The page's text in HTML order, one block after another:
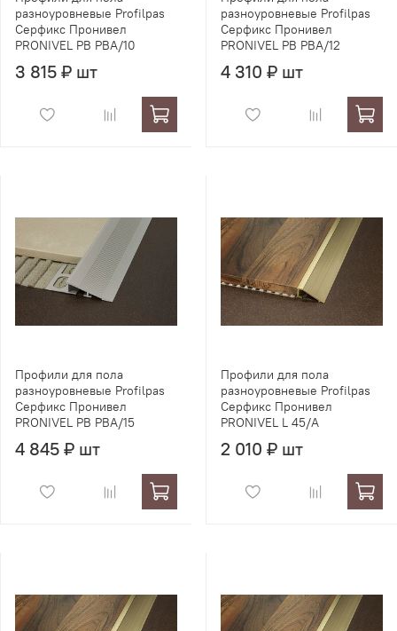
разноуровневые Profilpas
Серфикс Пронивел
PRONIVEL PB PBA/10
3 815 ₽ шт
разноуровневые Profilpas
Серфикс Пронивел
PRONIVEL PB PBA/12
4 310 ₽ шт
Профили для пола
разноуровневые Profilpas
Серфикс Пронивел
PRONIVEL PB PBA/15
4 845 ₽ шт
Профили для пола
разноуровневые Profilpas
Серфикс Пронивел
PRONIVEL L 45/A
2 010 ₽ шт